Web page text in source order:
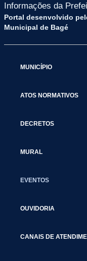
Informações da
Portal desenvolvido
Municipal de Bagé
MUNICÍPIO
ATOS NORMATIVOS
DECRETOS
MURAL
EVENTOS
OUVIDORIA
CANAIS DE